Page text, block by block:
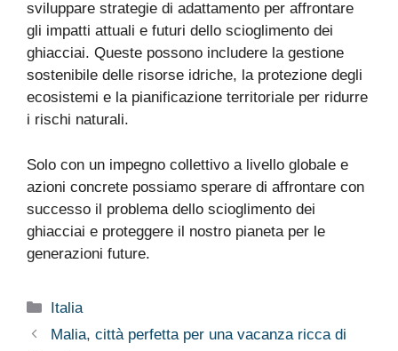
sviluppare strategie di adattamento per affrontare
gli impatti attuali e futuri dello scioglimento dei
ghiacciai. Queste possono includere la gestione
sostenibile delle risorse idriche, la protezione degli
ecosistemi e la pianificazione territoriale per ridurre
i rischi naturali.
Solo con un impegno collettivo a livello globale e
azioni concrete possiamo sperare di affrontare con
successo il problema dello scioglimento dei
ghiacciai e proteggere il nostro pianeta per le
generazioni future.
Categorie
Italia
Malia, città perfetta per una vacanza ricca di